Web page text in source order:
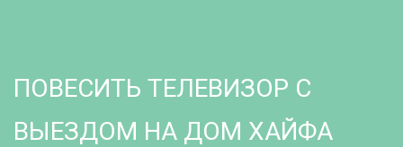
ПОВЕСИТЬ ТЕЛЕВИЗОР С
ВЫЕЗДОМ НА ДОМ ХАЙФА